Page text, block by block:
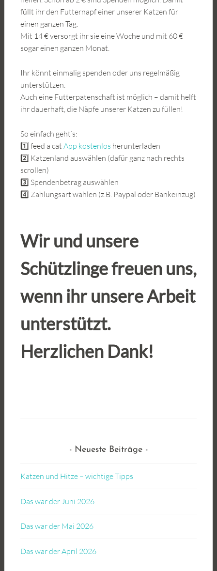
füllt ihr den Futternapf einer unserer Katzen für
einen ganzen Tag.
Mit 14 € versorgt ihr sie eine Woche und mit 60 €
sogar einen ganzen Monat.
Ihr könnt einmalig spenden oder uns regelmäßig
unterstützen.
Auch eine Futterpatenschaft ist möglich – damit helft
ihr dauerhaft, die Näpfe unserer Katzen zu füllen!
So einfach geht’s:
1️⃣ feed a cat App kostenlos herunterladen
2️⃣ Katzenland auswählen (dafür ganz nach rechts
scrollen)
3️⃣ Spendenbetrag auswählen
4️⃣ Zahlungsart wählen (z.B. Paypal oder Bankeinzug)
Wir und unsere
Schützlinge freuen uns,
wenn ihr unsere Arbeit
unterstützt.
Herzlichen Dank!
Neueste Beiträge
Katzen und Hitze – wichtige Tipps
Das war der Juni 2026
Das war der Mai 2026
Das war der April 2026